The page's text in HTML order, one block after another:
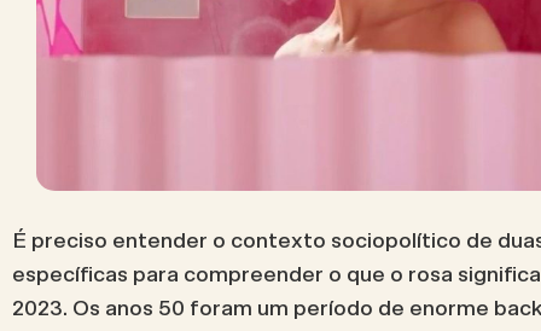
É preciso entender o contexto sociopolítico de
específicas para compreender o que o rosa
2023. Os anos 50 foram um período de enorme